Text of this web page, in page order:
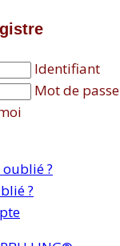
Identifiant
Mot de passe
?
?